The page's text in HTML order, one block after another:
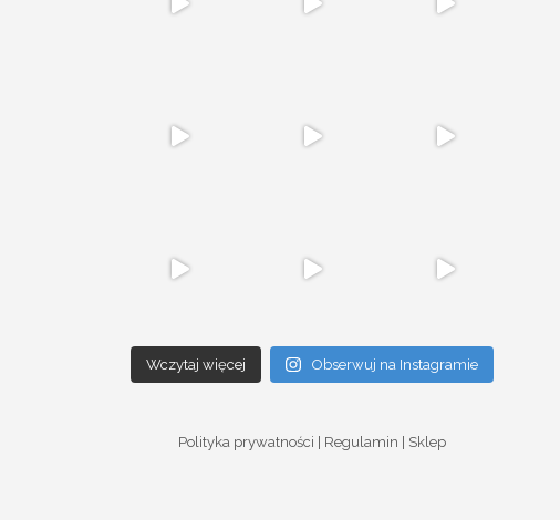
Wczytaj więcej Obserwuj na Instagramie
Polityka prywatności Regulamin Sklep